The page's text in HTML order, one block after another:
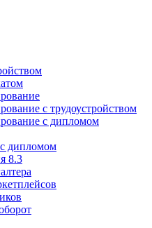
с трудоустройством
с дипломом
дипломом
8.3